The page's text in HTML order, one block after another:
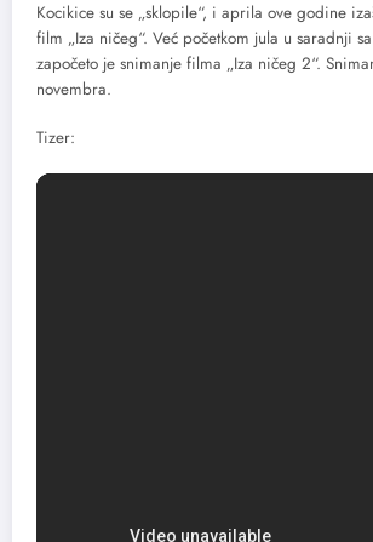
Kocikice su se „sklopile“, i aprila ove godine
film „Iza ničeg“. Već početkom jula u saradnji
započeto je snimanje filma „Iza ničeg 2“.
novembra.
Tizer:
Share this content: